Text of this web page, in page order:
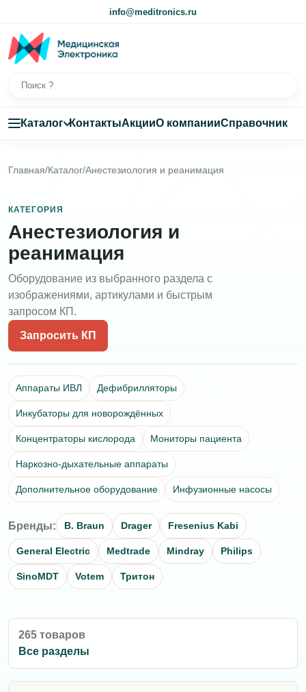
info@meditronics.ru
Каталог КонтактыАкцииО компанииСправочник
Главная/Каталог/Анестезиология и реанимация
КАТЕГОРИЯ
Анестезиология и
реанимация
Оборудование из выбранного раздела с
изображениями, артикулами и быстрым
запросом КП.
Запросить КП
Аппараты ИВЛ Дефибрилляторы
Инкубаторы для новорождённых
Концентраторы кислорода Мониторы пациента
Наркозно-дыхательные аппараты
Дополнительное оборудование Инфузионные насосы
Бренды: B. Braun Drager Fresenius Kabi
General Electric Medtrade Mindray Philips
SinoMDT Votem Тритон
265 товаров
Все разделы